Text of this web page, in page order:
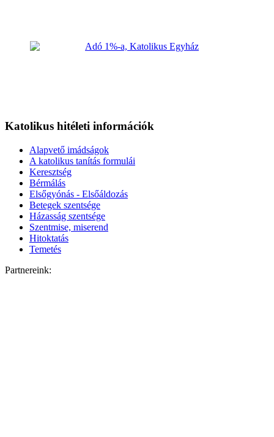
Katolikus hitéleti információk
Alapvető imádságok
A katolikus tanítás formulái
Keresztség
Bérmálás
Elsőgyónás - Elsőáldozás
Betegek szentsége
Házasság szentsége
Szentmise, miserend
Hitoktatás
Temetés
Partnereink: